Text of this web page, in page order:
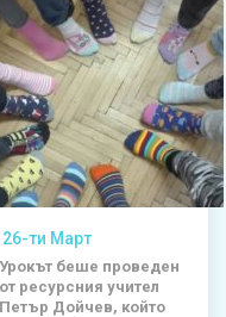
26-ти Март
Урокът беше проведен
от ресурсния учител
Петър Дойчев, който